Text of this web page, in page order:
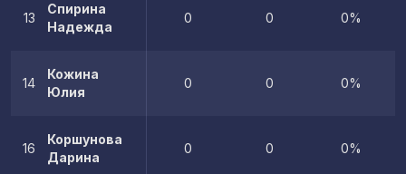
13
Спирина
Надежда
0 0 0%
14
Кожина
Юлия
0 0 0%
16
Коршунова
Дарина
0 0 0%